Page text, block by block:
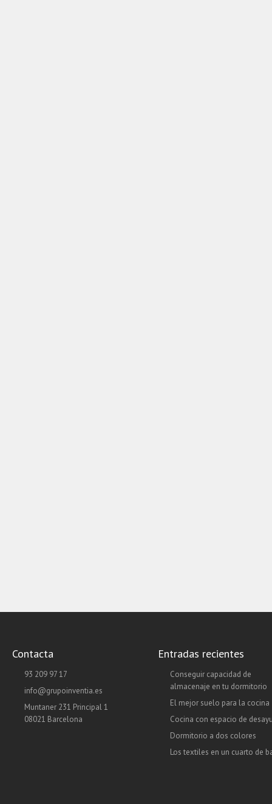
Contacta
93 209 97 17
info@grupoinventia.es
Muntaner 231 Principal 1
08021 Barcelona
Entradas recientes
Conseguir capacidad de
almacenaje en tu dormitorio
El mejor suelo para la cocina
Cocina con espacio de
Dormitorio a dos colores
Los textiles en un cuarto de